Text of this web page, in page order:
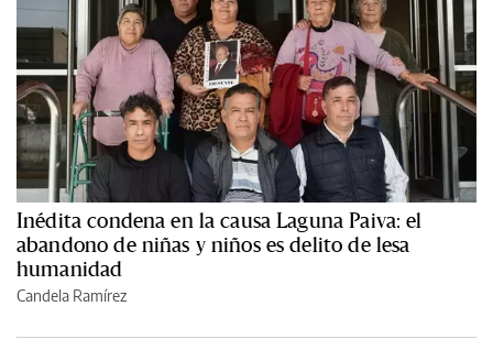
Inédita condena en la causa Laguna Paiva: el
abandono de niñas y niños es delito de lesa
humanidad
Candela Ramírez